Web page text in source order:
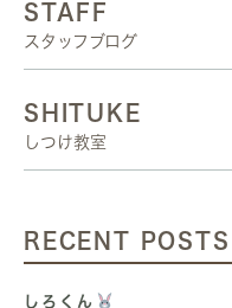
STAFF
スタッフブログ
SHITUKE
しつけ教室
RECENT POSTS
しろくん